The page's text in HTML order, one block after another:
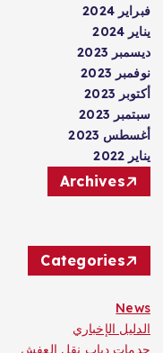
فبراير 2024
يناير 2024
ديسمبر 2023
نوفمبر 2023
أكتوبر 2023
سبتمبر 2023
أغسطس 2023
يناير 2022
Archives
Categories
News
الدليل الإخباري
حدمات دباب نقل العفش